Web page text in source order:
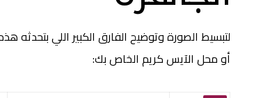
لتبسيط الصورة وتوضيح الفارق الكبير اللي
أو محل الآيس كريم الخاص بك: